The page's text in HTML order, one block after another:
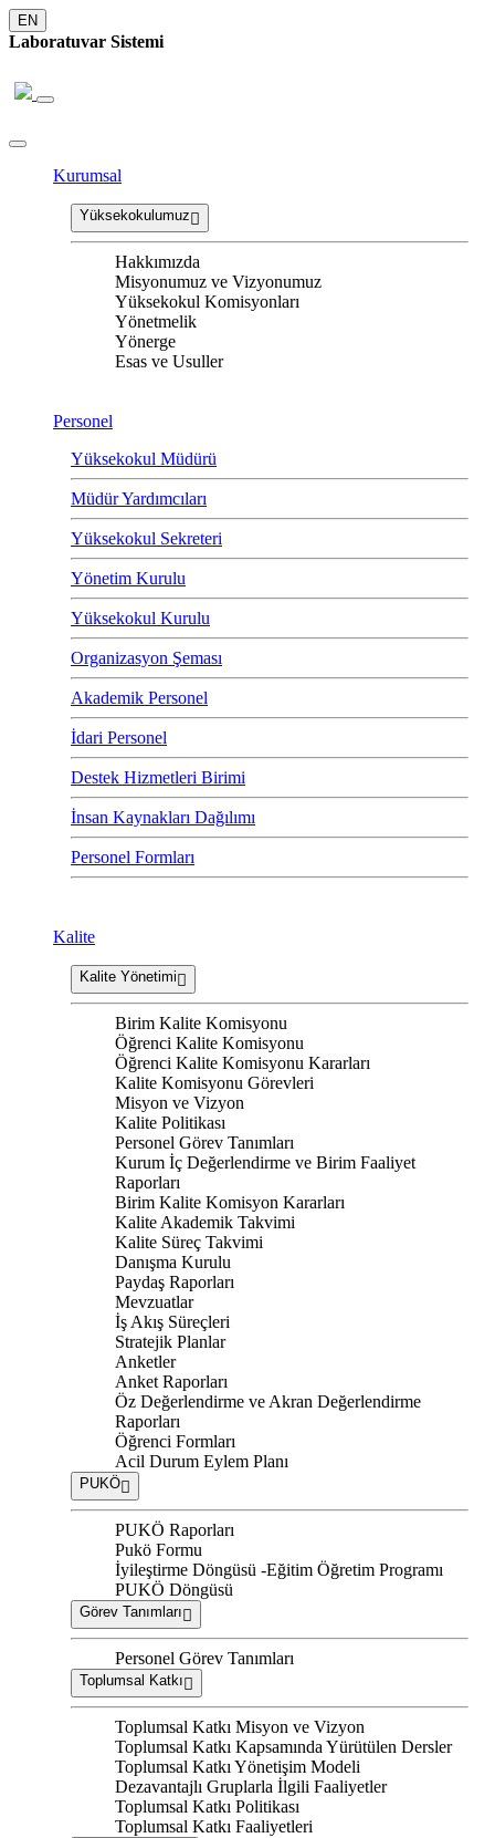
EN
Laboratuvar Sistemi
Kurumsal
Yüksekokulumuz
Hakkımızda
Misyonumuz ve Vizyonumuz
Yüksekokul Komisyonları
Yönetmelik
Yönerge
Esas ve Usuller
Personel
Yüksekokul Müdürü
Müdür Yardımcıları
Yüksekokul Sekreteri
Yönetim Kurulu
Yüksekokul Kurulu
Organizasyon Şeması
Akademik Personel
İdari Personel
Destek Hizmetleri Birimi
İnsan Kaynakları Dağılımı
Personel Formları
Kalite
Kalite Yönetimi
Birim Kalite Komisyonu
Öğrenci Kalite Komisyonu
Öğrenci Kalite Komisyonu Kararları
Kalite Komisyonu Görevleri
Misyon ve Vizyon
Kalite Politikası
Personel Görev Tanımları
Kurum İç Değerlendirme ve Birim Faaliyet
Raporları
Birim Kalite Komisyon Kararları
Kalite Akademik Takvimi
Kalite Süreç Takvimi
Danışma Kurulu
Paydaş Raporları
Mevzuatlar
İş Akış Süreçleri
Stratejik Planlar
Anketler
Anket Raporları
Öz Değerlendirme ve Akran Değerlendirme
Raporları
Öğrenci Formları
Acil Durum Eylem Planı
PUKÖ
PUKÖ Raporları
Pukö Formu
İyileştirme Döngüsü -Eğitim Öğretim Programı
PUKÖ Döngüsü
Görev Tanımları
Personel Görev Tanımları
Toplumsal Katkı
Toplumsal Katkı Misyon ve Vizyon
Toplumsal Katkı Kapsamında Yürütülen Dersler
Toplumsal Katkı Yönetişim Modeli
Dezavantajlı Gruplarla İlgili Faaliyetler
Toplumsal Katkı Politikası
Toplumsal Katkı Faaliyetleri